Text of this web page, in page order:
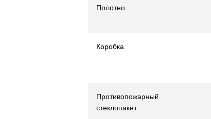
Полотно
Коробка
Противопожарный
стеклопакет